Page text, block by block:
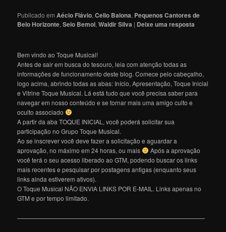
Publicado em Aécio Flávio,Celio Balona, Pequenos Cantores de
Belo Horizonte,Selo Bemol,Waldir Silva | Deixe uma resposta
Bem vindo ao Toque Musical!
Antes de sair em busca do tesouro, leia com atenção todas as
informações de funcionamento deste blog. Comece pelo cabeçalho,
logo acima, abrindo todas as abas: Início, Apresentação, Toque Inicial
e Vitrine Toque Musical. Lá está tudo que você precisa saber para
navegar em nosso conteúdo e se tornar mais uma amigo culto e
oculto associado
A partir da aba TOQUE INICIAL, você poderá solicitar sua
participação no Grupo Toque Musical.
Ao se inscrever você deve fazer a solicitação e aguardar a
aprovação, no máximo em 24 horas, ou mais
Após a aprovação
você terá o seu acesso liberado ao GTM, podendo buscar os links
mais recentes e pesquisar por postagens antigas (enquanto seus
links ainda estiverem ativos).
O Toque Musical NÃO ENVIA LINKS POR E-MAIL. Links apenas no
GTM e por tempo limitado.
———————————————————————————————